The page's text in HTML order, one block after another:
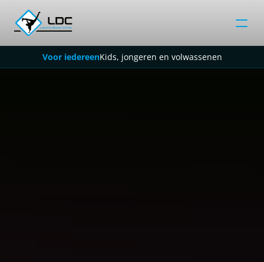
Voor iedereenKids, jongeren en volwassenen